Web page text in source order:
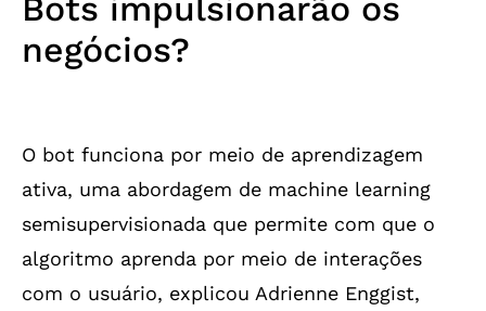
Bots impulsionarão os
negócios?
O bot funciona por meio de aprendizagem
ativa, uma abordagem de machine learning
semisupervisionada que permite com que o
algoritmo aprenda por meio de interações
com o usuário, explicou Adrienne Enggist,